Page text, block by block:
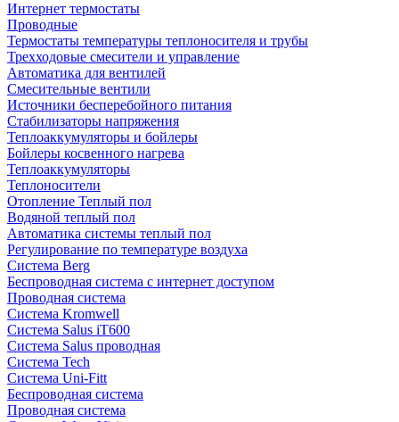
Интернет термостаты
Проводные
Термостаты температуры теплоносителя и трубы
Трехходовые смесители и управление
Автоматика для вентилей
Смесительные вентили
Источники бесперебойного питания
Стабилизаторы напряжения
Теплоаккумуляторы и бойлеры
Бойлеры косвенного нагрева
Теплоаккумуляторы
Теплоносители
Отопление Теплый пол
Водяной теплый пол
Автоматика системы теплый пол
Регулирование по температуре воздуха
Система Berg
Беспроводная система с интернет доступом
Проводная система
Система Kromwell
Система Salus iT600
Система Salus проводная
Система Tech
Система Uni-Fitt
Беспроводная система
Проводная система